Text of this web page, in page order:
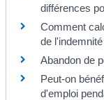
différences
Comment
de
Abandon de
Peut-on
d'emploi